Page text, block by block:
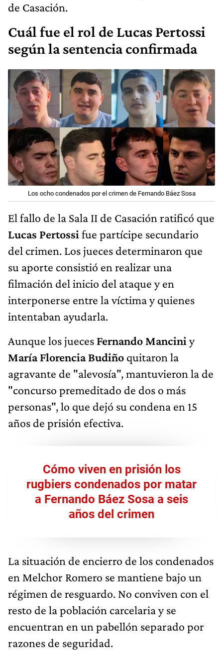
de Casación.
Cuál fue el rol de Lucas Pertossi
según la sentencia confirmada
Los ocho condenados por el crimen de Fernando Báez Sosa
El fallo de la Sala II de Casación ratificó que
Lucas Pertossi fue partícipe secundario
del crimen. Los jueces determinaron que
su aporte consistió en realizar una
filmación del inicio del ataque y en
interponerse entre la víctima y quienes
intentaban ayudarla.
Aunque los jueces Fernando Mancini y
María Florencia Budiño quitaron la
agravante de "alevosía", mantuvieron la de
"concurso premeditado de dos o más
personas", lo que dejó su condena en 15
años de prisión efectiva.
Cómo viven en prisión los
rugbiers condenados por matar
a Fernando Báez Sosa a seis
años del crimen
La situación de encierro de los condenados
en Melchor Romero se mantiene bajo un
régimen de resguardo. No conviven con el
resto de la población carcelaria y se
encuentran en un pabellón separado por
razones de seguridad.